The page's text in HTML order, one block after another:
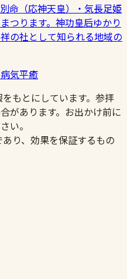
命（応神天皇）・気長足姫
つります。神功皇后ゆかり
の社として知られる地域の
気平癒
もとにしています。参拝
があります。お出かけ前に
い。
り、効果を保証するもの